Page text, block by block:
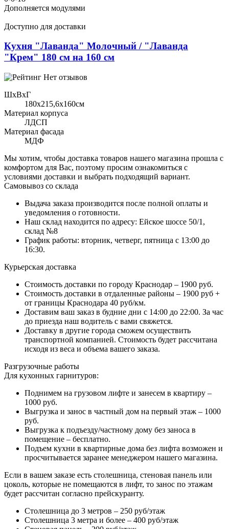
Дополняется модулями
Доступно для доставки
Кухня "Лаванда" Молочный / "Лаванда
"Крем" 180 см на 160 см
Нет отзывов
ШхВхГ
180x215,6х160см
Материал корпуса
ЛДСП
Материал фасада
МДФ
Мы хотим, чтобы доставка товаров нашего магазина прошла с
комфортом для Вас, поэтому просим ознакомиться с
условиями доставки и выбрать подходящий вариант.
Самовывоз со склада
Выдача заказа производится после полной оплаты и
уведомления о готовности.
Наш склад находится по адресу: Ейское шоссе 50/1,
склад №8
График работы: вторник, четверг, пятница с 13:00 до
16:30.
Курьерская доставка
Стоимость доставки по городу Краснодар – 1900 руб.
Стоимость доставки в отдаленные районы – 1900 руб +
от границы Краснодара 40 руб/км.
Доставим ваш заказ в будние дни с 14:00 до 22:00. За час
до приезда наш водитель с вами свяжется.
Доставку в другие города сможем осуществить
транспортной компанией. Стоимость будет рассчитана
исходя из веса и объема вашего заказа.
Разгрузочные работы
Для кухонных гарнитуров:
Поднимем на грузовом лифте и занесем в квартиру –
1000 руб.
Выгрузка и занос в частный дом на первый этаж – 1000
руб.
Выгрузка к подъезду/частному дому без заноса в
помещение – бесплатно.
Подъем кухни в квартирные дома без лифта возможен и
просчитывается заранее менеджером нашего магазина.
Если в вашем заказе есть столешница, стеновая панель или
цоколь, которые не помещаются в лифт, то занос по этажам
будет рассчитан согласно прейскуранту.
Столешница до 3 метров – 250 руб/этаж
Столешница 3 метра и более – 400 руб/этаж